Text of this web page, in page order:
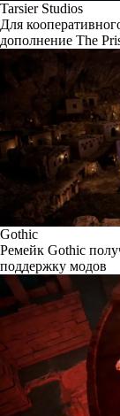
Tarsier Studios
Для
дополнение The
Gothic
Ремейк Gothic
поддержку модов